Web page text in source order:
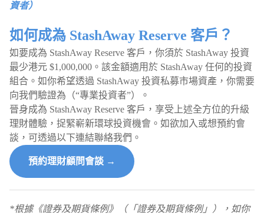
資者）
如何成為 StashAway Reserve 客戶？
如要成為 StashAway Reserve 客戶，你須於 StashAway 投資
最少港元 $1,000,000。該金額適用於 StashAway 任何的投資
組合。如你希望透過 StashAway 投資私募市場資產，你需要
向我們驗證為（“專業投資者”）。
晉身成為 StashAway Reserve 客戶，享受上述全方位的升級
理財體驗，捉緊嶄新環球投資機會。如欲加入或想預約會
談，可透過以下連結聯絡我們。
預約理財顧問會談 →
*根據《證券及期貨條例》（「證券及期貨條例」），如你